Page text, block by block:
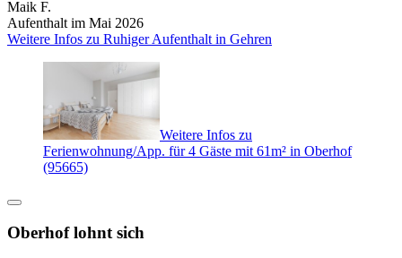
Maik F.
Aufenthalt im Mai 2026
Weitere Infos zu Ruhiger Aufenthalt in Gehren
Weitere Infos zu
Ferienwohnung/App. für 4 Gäste mit 61m² in Oberhof
(95665)
Oberhof lohnt sich